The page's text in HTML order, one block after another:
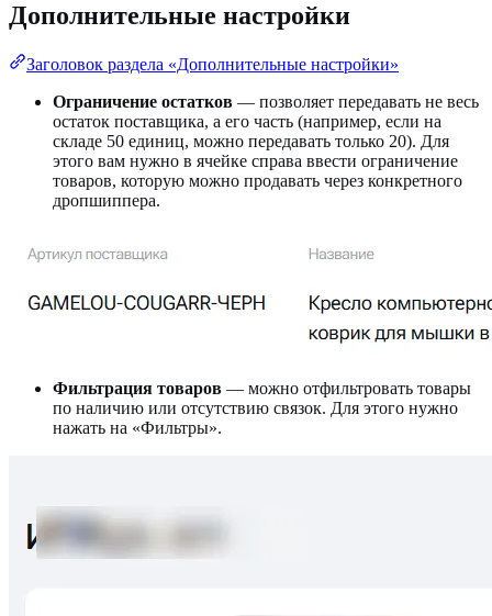
Дополнительные настройки
Заголовок раздела «Дополнительные настройки»
Ограничение остатков — позволяет передавать не весь
остаток поставщика, а его часть (например, если на
складе 50 единиц, можно передавать только 20). Для
этого вам нужно в ячейке справа ввести ограничение
товаров, которую можно продавать через конкретного
дропшиппера.
Фильтрация товаров — можно отфильтровать товары
по наличию или отсутствию связок. Для этого нужно
нажать на «Фильтры».